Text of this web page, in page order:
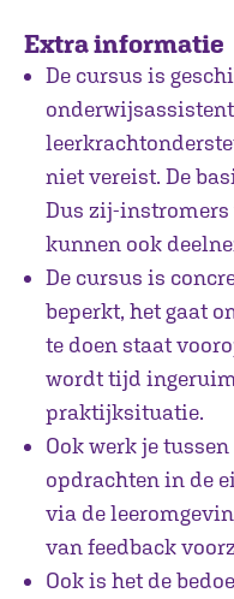
Extra informatie
De cursus is
niet vereist. De
Dus zij-
kunnen ook
De cursus is
beperkt, het gaat
te doen staat
wordt tijd
praktijksituatie.
Ook werk je
opdrachten in de
via de
van feedback
Ook is het de